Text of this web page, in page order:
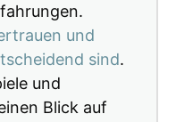
und
sind.
und
Blick auf